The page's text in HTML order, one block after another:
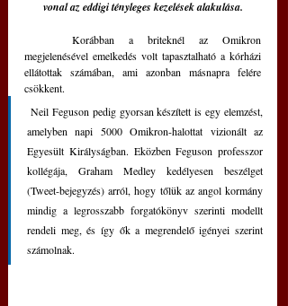
vonal az eddigi tényleges kezelések alakulása.
megjelenésével emelkedés volt tapasztalható a kórházi
ellátottak számában, ami azonban másnapra felére
csökkent.
amelyben napi 5000 Omikron-halottat vizionált az
Egyesült Királyságban. Eközben Feguson professzor
kollégája, Graham Medley kedélyesen beszélget
(Tweet-bejegyzés) arról, hogy tőlük az angol kormány
mindig a legrosszabb forgatókönyv szerinti modellt
rendeli meg, és így ők a megrendelő igényei szerint
számolnak.